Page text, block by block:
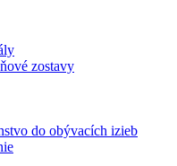
zostavy
do obývacích izieb